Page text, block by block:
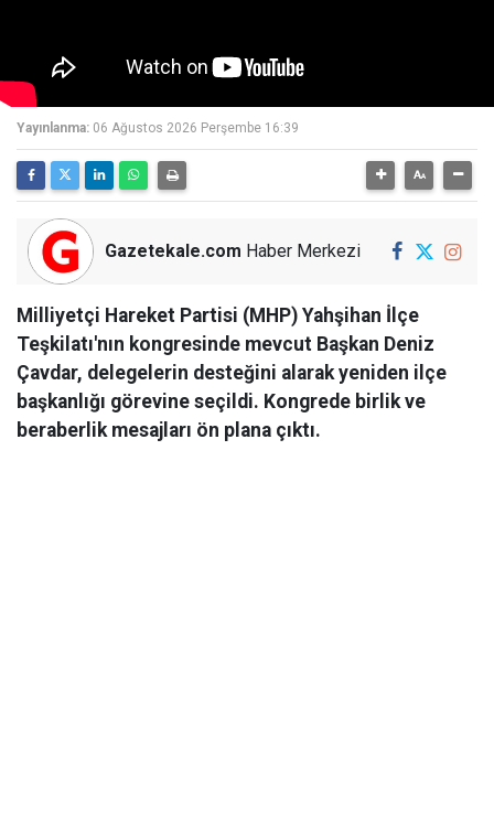
Yayınlanma: 06 Ağustos 2026 Perşembe 16:39
Gazetekale.com Haber Merkezi
Milliyetçi Hareket Partisi (MHP) Yahşihan İlçe
Teşkilatı'nın kongresinde mevcut Başkan Deniz
Çavdar, delegelerin desteğini alarak yeniden ilçe
başkanlığı görevine seçildi. Kongrede birlik ve
beraberlik mesajları ön plana çıktı.